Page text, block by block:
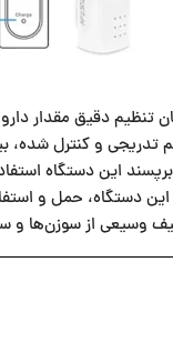
دقیق مقدار
و کنترل شده،
این دستگاه
دستگاه، حمل و
وسیعی از سوزن‌ها و